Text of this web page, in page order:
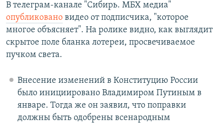
В телеграм-канале "Сибирь. МБХ медиа"
опубликовано видео от подписчика, "которое
многое объясняет". На ролике видно, как выглядит
скрытое поле бланка лотереи, просвечиваемое
пучком света.
Внесение изменений в Конституцию России
было инициировано Владимиром Путиным в
январе. Тогда же он заявил, что поправки
должны быть одобрены всенародным